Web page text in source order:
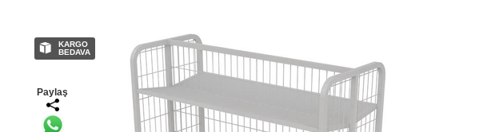
KARGO
BEDAVA
Paylaş